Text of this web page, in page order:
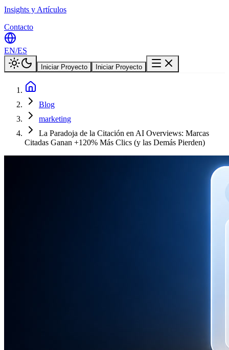
Insights y Artículos
Contacto
EN/ES
Iniciar Proyecto Iniciar Proyecto
Blog
marketing
La Paradoja de la Citación en AI Overviews: Marcas
Citadas Ganan +120% Más Clics (y las Demás Pierden)